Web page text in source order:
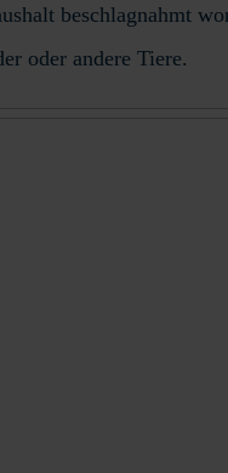
beschlagnahmt
oder andere Tiere.